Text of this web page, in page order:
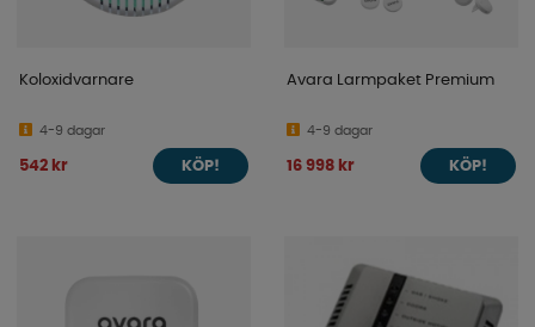
Koloxidvarnare
4-9 dagar
542 kr KÖP!
Avara Larmpaket Premium
4-9 dagar
16 998 kr KÖP!